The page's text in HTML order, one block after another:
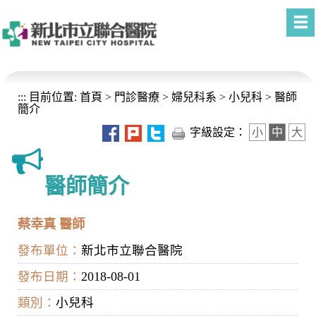
::: 目前位置: 首頁 > 門診醫療 > 婦兒科系 > 小兒科 > 醫師
簡介
字級設定：
小 中 大
醫師簡介
蔡幸真 醫師
發布單位： 新北市立聯合醫院
發布日期： 2018-08-01
類別： 小兒科